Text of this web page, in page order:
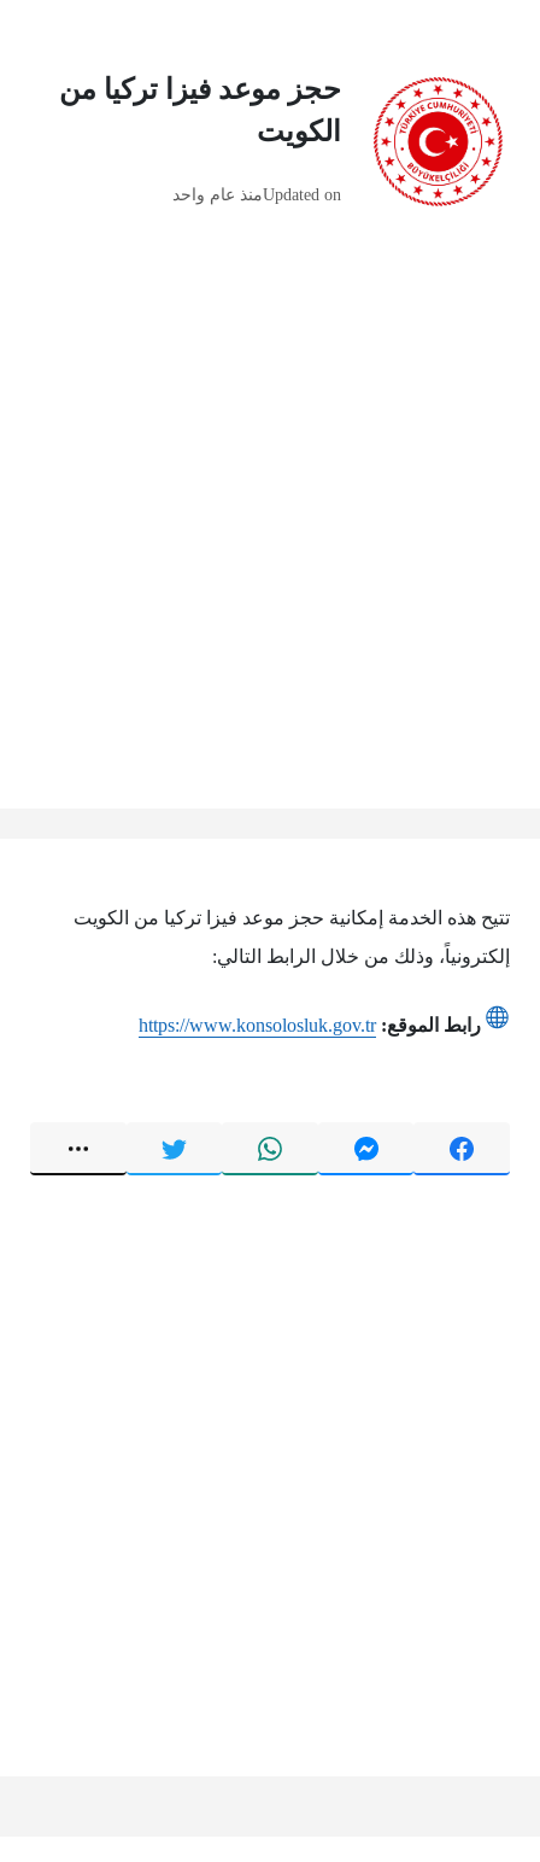
حجز موعد فيزا تركيا من
الكويت
Updated onمنذ عام واحد
تتيح هذه الخدمة إمكانية حجز موعد فيزا تركيا من الكويت
إلكترونياً، وذلك من خلال الرابط التالي:
رابط الموقع:https://www.konsolosluk.gov.tr